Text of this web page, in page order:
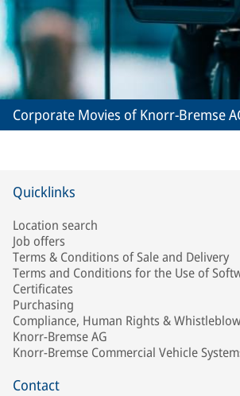
Corporate Movies of Knorr-Bremse
Quicklinks
Location search
Job offers
Terms & Conditions of Sale and Delivery
Terms and Conditions for the Use of
Certificates
Purchasing
Compliance, Human Rights &
Knorr-Bremse AG
Knorr-Bremse Commercial Vehicle
Contact